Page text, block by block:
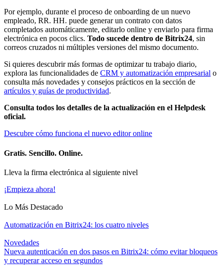
Por ejemplo, durante el proceso de onboarding de un nuevo
empleado, RR. HH. puede generar un contrato con datos
completados automáticamente, editarlo online y enviarlo para firma
electrónica en pocos clics. Todo sucede dentro de Bitrix24, sin
correos cruzados ni múltiples versiones del mismo documento.
Si quieres descubrir más formas de optimizar tu trabajo diario,
explora las funcionalidades de CRM y automatización empresarial o
consulta más novedades y consejos prácticos en la sección de
artículos y guías de productividad.
Consulta todos los detalles de la actualización en el Helpdesk
oficial.
Descubre cómo funciona el nuevo editor online
Gratis. Sencillo. Online.
Lleva la firma electrónica al siguiente nivel
¡Empieza ahora!
Lo Más Destacado
Automatización en Bitrix24: los cuatro niveles
Novedades
Nueva autenticación en dos pasos en Bitrix24: cómo evitar bloqueos
y recuperar acceso en segundos